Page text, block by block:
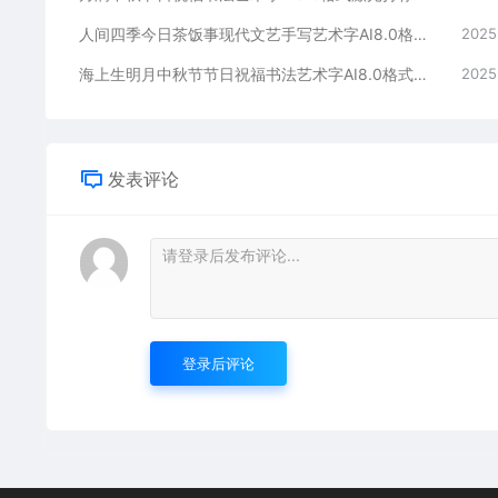
人间四季今日茶饭事现代文艺手写艺术字AI8.0格式激光打标文件通用矢量图
海上生明月中秋节节日祝福书法艺术字AI8.0格式激光打标文件通用矢量图
发表评论
登录后评论